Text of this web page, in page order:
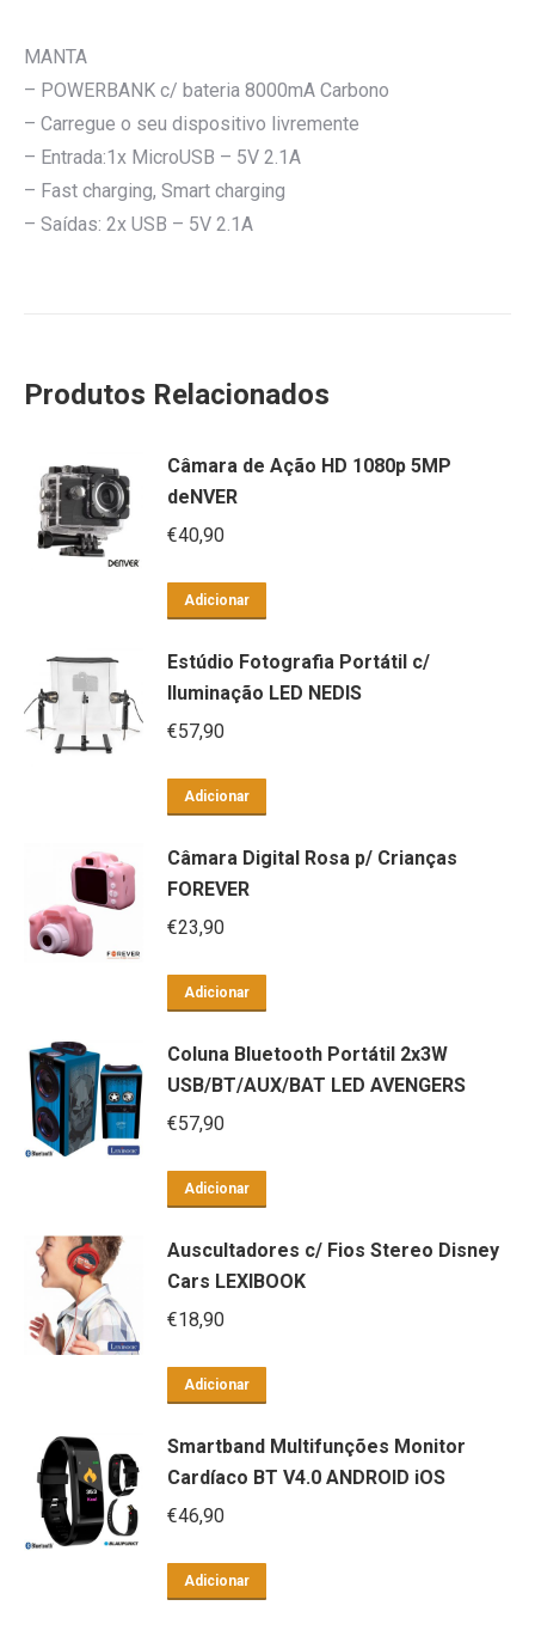
MANTA
– POWERBANK c/ bateria 8000mA Carbono
– Carregue o seu dispositivo livremente
– Entrada:1x MicroUSB – 5V 2.1A
– Fast charging, Smart charging
– Saídas: 2x USB – 5V 2.1A
Produtos Relacionados
Câmara de Ação HD 1080p 5MP
deNVER
€40,90
Adicionar
Estúdio Fotografia Portátil c/
Iluminação LED NEDIS
€57,90
Adicionar
Câmara Digital Rosa p/ Crianças
FOREVER
€23,90
Adicionar
Coluna Bluetooth Portátil 2x3W
USB/BT/AUX/BAT LED AVENGERS
€57,90
Adicionar
Auscultadores c/ Fios Stereo Disney
Cars LEXIBOOK
€18,90
Adicionar
Smartband Multifunções Monitor
Cardíaco BT V4.0 ANDROID iOS
€46,90
Adicionar